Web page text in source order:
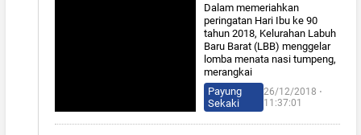
Dalam memeriahkan
peringatan Hari Ibu ke 90
tahun 2018, Kelurahan Labuh
Baru Barat (LBB) menggelar
lomba menata nasi tumpeng,
merangkai
Payung
Sekaki
26/12/2018 ⋅
11:37:01